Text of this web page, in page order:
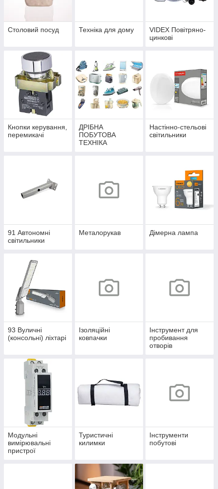
Столовий посуд Техніка для дому
VIDEX Повітряно-
цинкові
Кнопки керування,
перемикачі
ДРІБНА
ПОБУТОВА
ТЕХНІКА
Настінно-стельові
світильники
91 Автономні
світильники
Металорукав Дімерна лампа
93 Вуличні
(консольні) ліхтарі
Ізоляційні
ковпачки
Інструмент для
пробивання
отворів
Модульні
вимірювальні
пристрої
Туристичні
килимки
Інструменти
побутові